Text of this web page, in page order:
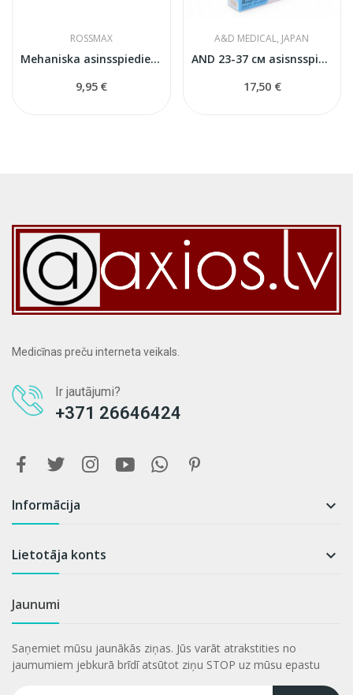
ROSSMAX
Mehaniska asinsspiediena mērītāja manšete
9,95 €
A&D MEDICAL, JAPAN
AND 23-37 см asisnsspiediena mērītāja manšete
17,50 €
Medicīnas preču interneta veikals.
Ir jautājumi?
+371 26646424
Informācija 
Lietotāja konts 
Jaunumi
Saņemiet mūsu jaunākās ziņas. Jūs varāt atrakstities no
jaumumiem jebkurā brīdī atsūtot ziņu STOP uz mūsu epastu